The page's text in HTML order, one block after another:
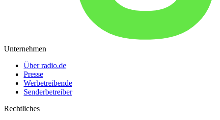
Unternehmen
Über radio.de
Presse
Werbetreibende
Senderbetreiber
Rechtliches